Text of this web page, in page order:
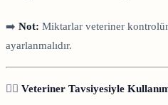
➡️ Not: Miktarlar veteriner
ayarlanmalıdır.
👨‍⚕️ Veteriner Tavsiyesiyle